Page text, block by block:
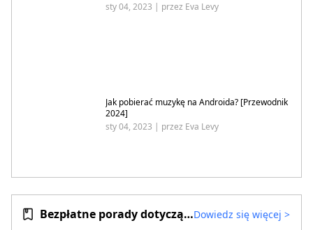
sty 04, 2023 | przez Eva Levy
Jak pobierać muzykę na Androida? [Przewodnik
2024]
sty 04, 2023 | przez Eva Levy
Bezpłatne porady dotyczące wyszukiwania plików MP3Dowiedz się więcej >